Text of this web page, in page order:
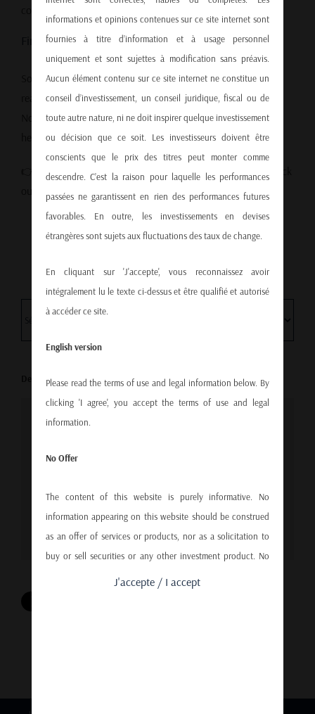
Final Thought
So, does the recent dollar decline means that the dollar
really dying?
No. It’s adjusting — and staying grounded in the face of
headlines is more important than ever.
👉 For more insights into global currency movements, check
out our recent analysis on
EUR/USD trends and forecasts
Dernière vidéo
Pour des raisons de confidentialité YouTube a
J'ACCEPTE
informations et opinions contenues sur ce site internet sont
fournies à titre d’information et à usage personnel
uniquement et sont sujettes à modification sans préavis.
Aucun élément contenu sur ce site internet ne constitue un
conseil d’investissement, un conseil juridique, fiscal ou de
toute autre nature, ni ne doit inspirer quelque investissement
ou décision que ce soit. Les investisseurs doivent être
conscients que le prix des titres peut monter comme
descendre. C’est la raison pour laquelle les performances
passées ne garantissent en rien des performances futures
favorables. En outre, les investissements en devises
étrangères sont sujets aux fluctuations des taux de change.
En cliquant sur 'J'accepte', vous reconnaissez avoir
intégralement lu le texte ci-dessus et être qualifié et autorisé
à accéder ce site.
English version
Please read the terms of use and legal information below. By
clicking 'I agree', you accept the terms of use and legal
information.
No Offer
The content of this website is purely informative. No
information appearing on this website should be construed
as an offer of services or products, nor as a solicitation to
buy or sell securities or any other investment product. No
part of this website can not be considered a public
J'accepte / I accept